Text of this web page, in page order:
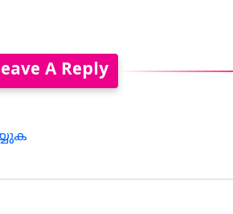
A Reply